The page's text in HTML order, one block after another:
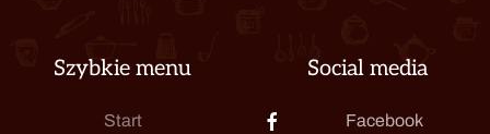
Szybkie menu
Start
Social media
Facebook